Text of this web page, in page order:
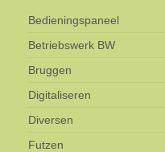
Bedieningspaneel
Betriebswerk BW
Bruggen
Digitaliseren
Diversen
Futzen